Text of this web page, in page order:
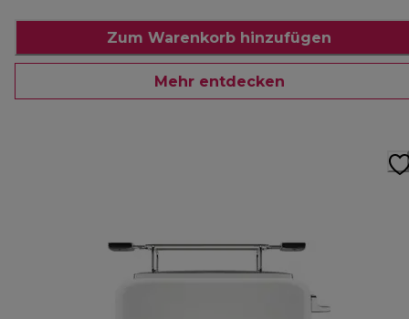
Zum Warenkorb hinzufügen
Mehr entdecken